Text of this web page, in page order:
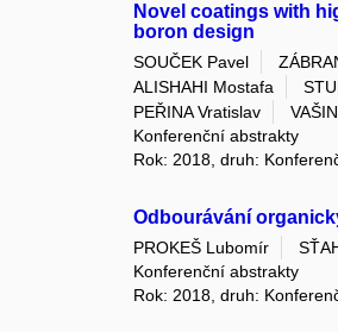
Novel coatings with
boron design
SOUČEK Pavel
ALISHAHI Mostafa
PEŘINA Vratislav
Konferenční abstrakty
Rok: 2018, druh:
Odbourávání
PROKEŠ Lubomír
Konferenční abstrakty
Rok: 2018, druh: